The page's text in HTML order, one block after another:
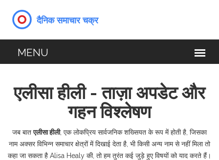
एलीसा हीली - ताज़ा अपडेट और
गहन विश्लेषण
जब बातएलीसा हीली, एक लोकप्रिय सार्वजनिक शख्सियत के रूप में होती है, जिसका
नाम अक्सर विभिन्न समाचार क्षेत्रों में दिखाई देता है , भी किसी अन्य नाम से नहीं मिला तो
कहा जा सकता है Alisa Healy की, तो हम तुरंत कई जुड़े हुए विषयों को याद करते हैं।